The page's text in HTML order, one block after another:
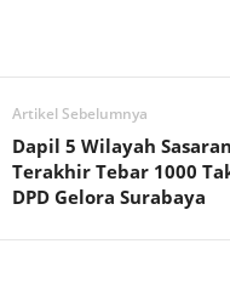
Artikel Sebelumnya
Dapil 5 Wilayah Sasaran
Terakhir Tebar 1000
DPD Gelora Surabaya